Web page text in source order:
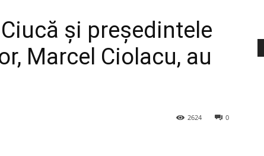
și președintele
Marcel Ciolacu, au
0
2624